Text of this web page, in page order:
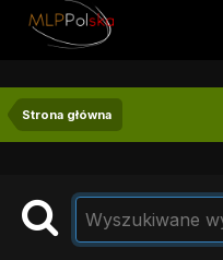
Strona główna